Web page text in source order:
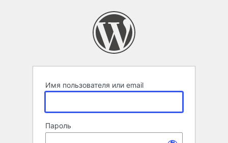
Имя пользователя или email
Пароль